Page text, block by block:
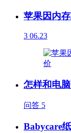
苹果因内
3 06.23
怎样和电
问答 5
Babycare